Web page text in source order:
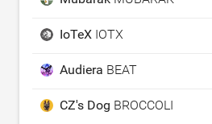
IoTeX IOTX
Audiera BEAT
CZ's Dog BROCCOLI